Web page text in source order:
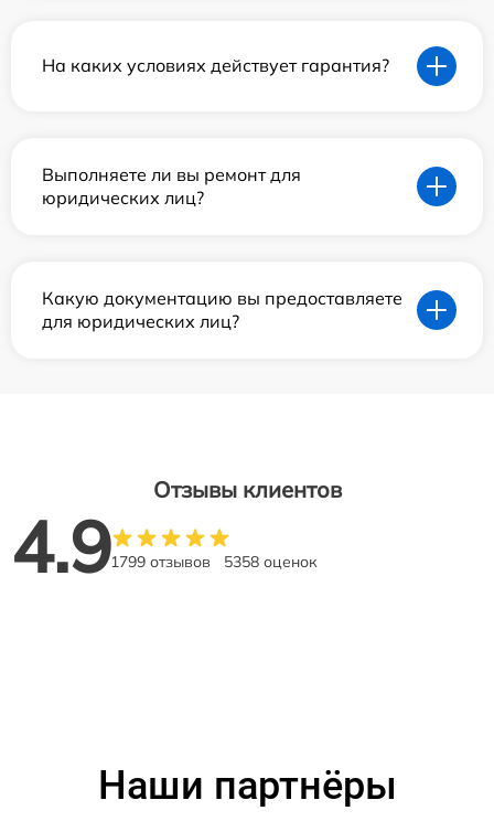
На каких условиях действует гарантия?
Выполняете ли вы ремонт для
юридических лиц?
Какую документацию вы предоставляете
для юридических лиц?
Отзывы клиентов
4.91799 отзывов 5358 оценок
Наши партнёры